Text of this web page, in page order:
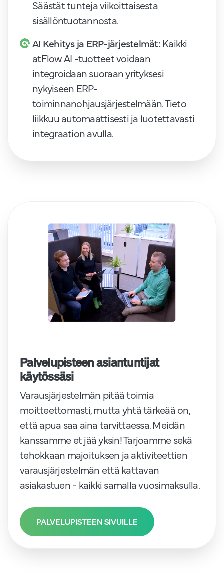
Säästät tunteja viikoittaisesta
sisällöntuotannosta.
AI Kehitys ja ERP-järjestelmät:Kaikki
atFlow AI -tuotteet voidaan
integroidaan suoraan yrityksesi
nykyiseen ERP-
toiminnanohjausjärjestelmään. Tieto
liikkuu automaattisesti ja luotettavasti
integraation avulla.
Palvelupisteen asiantuntijat
käytössäsi
Varausjärjestelmän pitää toimia
moitteettomasti, mutta yhtä tärkeää on,
että apua saa aina tarvittaessa. Meidän
kanssamme et jää yksin! Tarjoamme sekä
tehokkaan majoituksen ja aktiviteettien
varausjärjestelmän että kattavan
asiakastuen - kaikki samalla vuosimaksulla.
PALVELUPISTEEN SIVUILLE